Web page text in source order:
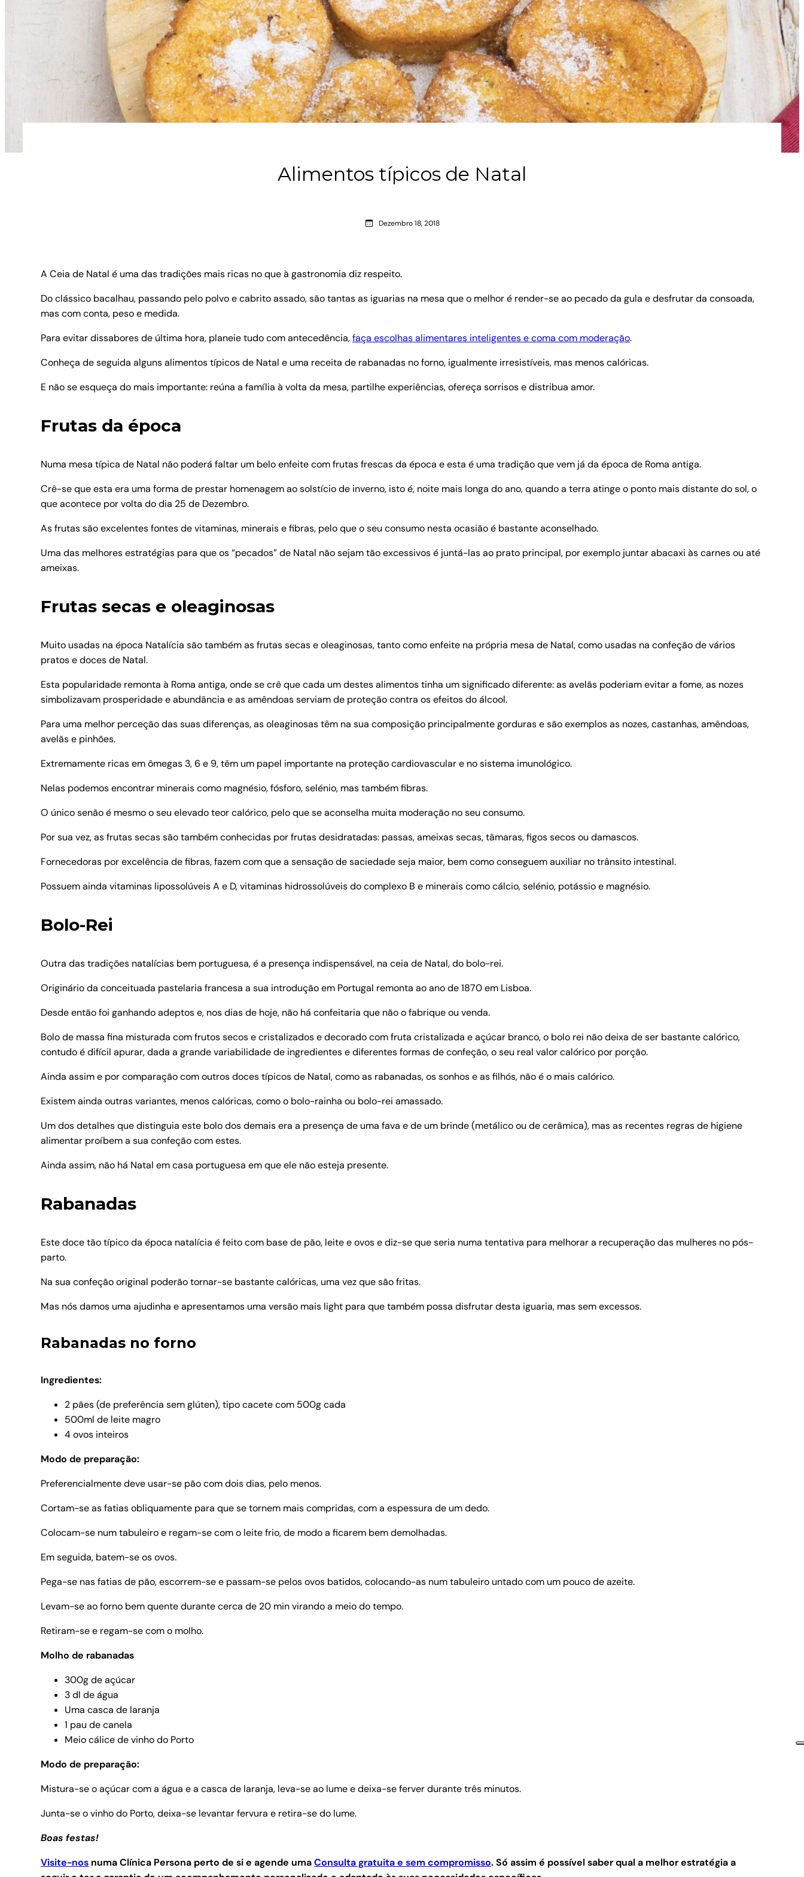
Alimentos típicos de Natal
Dezembro 18, 2018
A Ceia de Natal é uma das tradições mais ricas no que à gastronomia diz respeito.
Do clássico bacalhau, passando pelo polvo e cabrito assado, são tantas as iguarias na mesa que o melhor é render-se ao pecado da gula e desfrutar da consoada,
mas com conta, peso e medida.
Para evitar dissabores de última hora, planeie tudo com antecedência,faça escolhas alimentares inteligentes e coma com moderação.
Conheça de seguida alguns alimentos típicos de Natal e uma receita de rabanadas no forno, igualmente irresistíveis, mas menos calóricas.
E não se esqueça do mais importante: reúna a família à volta da mesa, partilhe experiências, ofereça sorrisos e distribua amor.
Frutas da época
Numa mesa típica de Natal não poderá faltar um belo enfeite com frutas frescas da época e esta é uma tradição que vem já da época de Roma antiga.
Crê-se que esta era uma forma de prestar homenagem ao solstício de inverno, isto é, noite mais longa do ano, quando a terra atinge o ponto mais distante do sol, o
que acontece por volta do dia 25 de Dezembro.
As frutas são excelentes fontes de vitaminas, minerais e fibras, pelo que o seu consumo nesta ocasião é bastante aconselhado.
Uma das melhores estratégias para que os “pecados” de Natal não sejam tão excessivos é juntá-las ao prato principal, por exemplo juntar abacaxi às carnes ou até
ameixas.
Frutas secas e oleaginosas
Muito usadas na época Natalícia são também as frutas secas e oleaginosas, tanto como enfeite na própria mesa de Natal, como usadas na confeção de vários
pratos e doces de Natal.
Esta popularidade remonta à Roma antiga, onde se crê que cada um destes alimentos tinha um significado diferente: as avelãs poderiam evitar a fome, as nozes
simbolizavam prosperidade e abundância e as amêndoas serviam de proteção contra os efeitos do álcool.
Para uma melhor perceção das suas diferenças, as oleaginosas têm na sua composição principalmente gorduras e são exemplos as nozes, castanhas, amêndoas,
avelãs e pinhões.
Extremamente ricas em ômegas 3, 6 e 9, têm um papel importante na proteção cardiovascular e no sistema imunológico.
Nelas podemos encontrar minerais como magnésio, fósforo, selénio, mas também fibras.
O único senão é mesmo o seu elevado teor calórico, pelo que se aconselha muita moderação no seu consumo.
Por sua vez, as frutas secas são também conhecidas por frutas desidratadas: passas, ameixas secas, tâmaras, figos secos ou damascos.
Fornecedoras por excelência de fibras, fazem com que a sensação de saciedade seja maior, bem como conseguem auxiliar no trânsito intestinal.
Possuem ainda vitaminas lipossolúveis A e D, vitaminas hidrossolúveis do complexo B e minerais como cálcio, selénio, potássio e magnésio.
Bolo-Rei
Outra das tradições natalícias bem portuguesa, é a presença indispensável, na ceia de Natal, do bolo-rei.
Originário da conceituada pastelaria francesa a sua introdução em Portugal remonta ao ano de 1870 em Lisboa.
Desde então foi ganhando adeptos e, nos dias de hoje, não há confeitaria que não o fabrique ou venda.
Bolo de massa fina misturada com frutos secos e cristalizados e decorado com fruta cristalizada e açúcar branco, o bolo rei não deixa de ser bastante calórico,
contudo é difícil apurar, dada a grande variabilidade de ingredientes e diferentes formas de confeção, o seu real valor calórico por porção.
Ainda assim e por comparação com outros doces típicos de Natal, como as rabanadas, os sonhos e as filhós, não é o mais calórico.
Existem ainda outras variantes, menos calóricas, como o bolo-rainha ou bolo-rei amassado.
Um dos detalhes que distinguia este bolo dos demais era a presença de uma fava e de um brinde (metálico ou de cerâmica), mas as recentes regras de higiene
alimentar proíbem a sua confeção com estes.
Ainda assim, não há Natal em casa portuguesa em que ele não esteja presente.
Rabanadas
Este doce tão típico da época natalícia é feito com base de pão, leite e ovos e diz-se que seria numa tentativa para melhorar a recuperação das mulheres no pós-
parto.
Na sua confeção original poderão tornar-se bastante calóricas, uma vez que são fritas.
Mas nós damos uma ajudinha e apresentamos uma versão mais light para que também possa disfrutar desta iguaria, mas sem excessos.
Rabanadas no forno
Ingredientes:
2 pães (de preferência sem glúten), tipo cacete com 500g cada
500ml de leite magro
4 ovos inteiros
Modo de preparação:
Preferencialmente deve usar-se pão com dois dias, pelo menos.
Cortam-se as fatias obliquamente para que se tornem mais compridas, com a espessura de um dedo.
Colocam-se num tabuleiro e regam-se com o leite frio, de modo a ficarem bem demolhadas.
Em seguida, batem-se os ovos.
Pega-se nas fatias de pão, escorrem-se e passam-se pelos ovos batidos, colocando-as num tabuleiro untado com um pouco de azeite.
Levam-se ao forno bem quente durante cerca de 20 min virando a meio do tempo.
Retiram-se e regam-se com o molho.
Molho de rabanadas
300g de açúcar
3 dl de água
Uma casca de laranja
1 pau de canela
Meio cálice de vinho do Porto
Modo de preparação:
Mistura-se o açúcar com a água e a casca de laranja, leva-se ao lume e deixa-se ferver durante três minutos.
Junta-se o vinho do Porto, deixa-se levantar fervura e retira-se do lume.
Boas festas!
Visite-nos numa Clínica Persona perto de si e agende umaConsulta gratuita e sem compromisso.Só assim é possível saber qual a melhor estratégia a